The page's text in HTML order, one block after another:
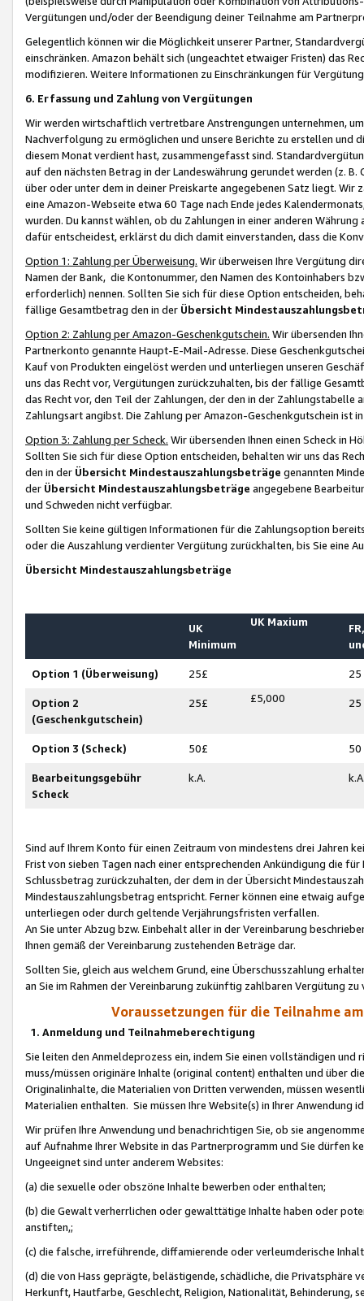
Vergütungen und/oder der Beendigung deiner Teilnahme am
Gelegentlich können wir die Möglichkeit unserer Partner,
einschränken. Amazon behält sich (ungeachtet etwaiger Fristen) das
modifizieren. Weitere Informationen zu Einschränkungen für
6. Erfassung und Zahlung von Vergütungen
Wir werden wirtschaftlich vertretbare Anstrengungen unternehmen,
Nachverfolgung zu ermöglichen und unsere Berichte zu erstellen und
diesem Monat verdient hast, zusammengefasst sind.
auf den nächsten Betrag in der Landeswährung gerundet werden (z.
über oder unter dem in deiner Preiskarte angegebenen Satz liegt.
eine Amazon-Webseite etwa 60 Tage nach Ende jedes
wurden. Du kannst wählen, ob du Zahlungen in einer anderen
dafür entscheidest, erklärst du dich damit einverstanden, dass die
Option 1: Zahlung per Überweisung. Wir überweisen Ihre Vergütung
Namen der Bank, die Kontonummer, den Namen des Kontoinhabers
erforderlich) nennen. Sollten Sie sich für diese Option entscheiden,
fällige Gesamtbetrag den in der Übersicht
Option 2: Zahlung per Amazon-Geschenkgutschein. Wir übersenden
Partnerkonto genannte Haupt-E-Mail-Adresse. Diese
Kauf von Produkten eingelöst werden und unterliegen unseren
uns das Recht vor, Vergütungen zurückzuhalten, bis der fällige
das Recht vor, den Teil der Zahlungen, der den in der
Zahlungsart angibst. Die Zahlung per Amazon-Geschenkgutschein ist
Option 3: Zahlung per Scheck. Wir übersenden Ihnen einen Scheck in
Sollten Sie sich für diese Option entscheiden, behalten wir uns das
den in der Übersicht Mindestauszahlungsbeträge genannten
der Übersicht Mindestauszahlungsbeträge angegebene
und Schweden nicht verfügbar.
Sollten Sie keine gültigen Informationen für die Zahlungsoption
oder die Auszahlung verdienter Vergütung zurückhalten, bis Sie
Übersicht Mindestauszahlungsbeträge
UK
Minimum
UK Maxium
Option 1 (Überweisung) 25£ 25
Option 2
(Geschenkgutschein)
25£ £5,000 25
Option 3 (Scheck) 50£ 50
Bearbeitungsgebühr
Scheck
k.A.
Sind auf Ihrem Konto für einen Zeitraum von mindestens drei Jahren
Frist von sieben Tagen nach einer entsprechenden Ankündigung die
Schlussbetrag zurückzuhalten, der dem in der Übersicht
Mindestauszahlungsbetrag entspricht. Ferner können eine etwaig
unterliegen oder durch geltende Verjährungsfristen verfallen.
An Sie unter Abzug bzw. Einbehalt aller in der Vereinbarung
Ihnen gemäß der Vereinbarung zustehenden Beträge dar.
Sollten Sie, gleich aus welchem Grund, eine Überschusszahlung
an Sie im Rahmen der Vereinbarung zukünftig zahlbaren Vergütung zu
Voraussetzungen für die Teilnahme
1. Anmeldung und Teilnahmeberechtigung
Sie leiten den Anmeldeprozess ein, indem Sie einen vollständigen
muss/müssen originäre Inhalte (original content) enthalten und über
Originalinhalte, die Materialien von Dritten verwenden, müssen
Materialien enthalten. Sie müssen Ihre Website(s) in Ihrer Anwendung
Wir prüfen Ihre Anwendung und benachrichtigen Sie, ob sie
auf Aufnahme Ihrer Website in das Partnerprogramm und Sie dürfen
Ungeeignet sind unter anderem Websites:
(a) die sexuelle oder obszöne Inhalte bewerben oder enthalten;
(b) die Gewalt verherrlichen oder gewalttätige Inhalte haben oder
anstiften,;
(c) die falsche, irreführende, diffamierende oder verleumderische
(d) die von Hass geprägte, belästigende, schädliche, die Privatsphäre
Herkunft, Hautfarbe, Geschlecht, Religion, Nationalität, Behinderung,